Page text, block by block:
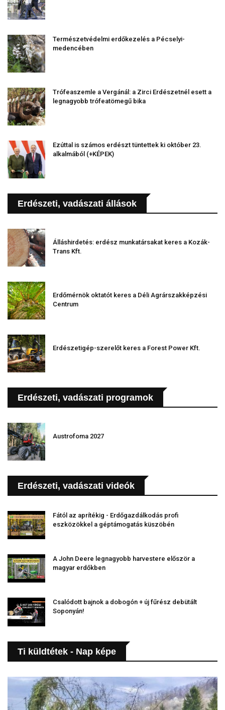
Természetvédelmi erdőkezelés a Pécselyi-
medencében
Trófeaszemle a Vergánál: a Zirci Erdészetnél esett a
legnagyobb trófeatömegű bika
Ezúttal is számos erdészt tüntettek ki október 23.
alkalmából (+KÉPEK)
Erdészeti, vadászati állások
Álláshirdetés: erdész munkatársakat keres a Kozák-
Trans Kft.
Erdőmérnök oktatót keres a Déli Agrárszakképzési
Centrum
Erdészetigép-szerelőt keres a Forest Power Kft.
Erdészeti, vadászati programok
Austrofoma 2027
Erdészeti, vadászati videók
Fától az aprítékig - Erdőgazdálkodás profi
eszközökkel a géptámogatás küszöbén
A John Deere legnagyobb harvestere először a
magyar erdőkben
Csalódott bajnok a dobogón + új fűrész debütált
Soponyán!
Ti küldtétek - Nap képe